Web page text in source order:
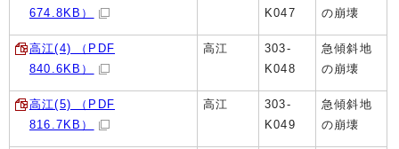
674.8KB）
K047
の崩壊
高江(4) （PDF
840.6KB）
高江
303-
K048
急傾斜地
の崩壊
高江(5) （PDF
816.7KB）
高江
303-
K049
急傾斜地
の崩壊